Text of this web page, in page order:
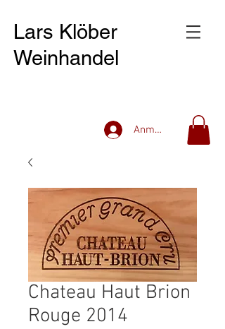
Lars Klöber
Weinhandel
Anmelden
Chateau Haut Brion
Rouge 2014